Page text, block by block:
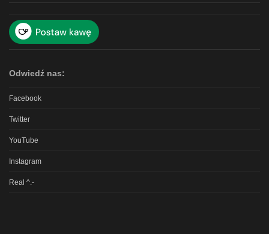
Odwiedź nas:
Facebook
Twitter
YouTube
Instagram
Real ^.-